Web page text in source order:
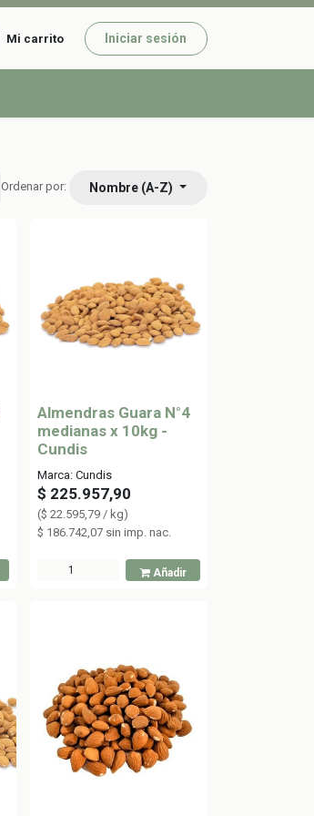
Mi carrito Iniciar sesión
Ordenar por: Nombre (A-Z)
Almendras Guara N°4
medianas x 10kg -
Cundis
Marca: Cundis
$ 225.957,90
($ 22.595,79 / kg)
$ 186.742,07 sin imp. nac.
Añadir